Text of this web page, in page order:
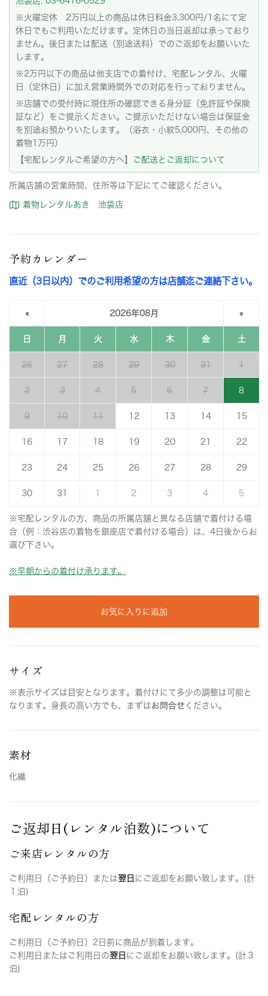
※火曜定休 2万円以上の商品は休日料金3,300円/1名にて定
休日でもご利用いただけます。定休日の当日返却は承っており
ません。後日または配送（別途送料）でのご返却をお願いいた
します。
※2万円以下の商品は他支店での着付け、宅配レンタル、火曜
日（定休日）に加え営業時間外での対応を行っておりません。
※店舗での受付時に現住所の確認できる身分証（免許証や保険
証など）をご提示ください。ご提示いただけない場合は保証金
を別途お預かりいたします。（浴衣・小紋5,000円、その他の
着物1万円）
【宅配レンタルご希望の方へ】
ご配送とご返却について
所属店舗の営業時間、住所等は下記にてご確認ください。
着物レンタルあき 池袋店
予約カレンダー
直近（3日以内）でのご利用希望の方は店舗迄ご連絡下さい。
« 2026年08月 »
日 月 火 水 木 金 土
26 27 28 29 30 31 1
2 3 4 5 6 7 8
9 10 11 12 13 14 15
16 17 18 19 20 21 22
23 24 25 26 27 28 29
30 31 1 2 3 4 5
※宅配レンタルの方、商品の所属店舗と異なる店舗で着付ける場
合（例：渋谷店の着物を銀座店で着付ける場合）は、4日後からお
選び下さい。
※早朝からの着付け承ります。
お気に入りに追加
サイズ
※表示サイズは目安となります。着付けにて多少の調整は可能と
なります。身長の高い方でも、まずはお問合せ ください。
素材
化繊
ご返却日(レンタル泊数)について
ご来店レンタルの方
ご利用日（ご予約日）または翌日 にご返却をお願い致します。(計
１泊)
宅配レンタルの方
ご利用日（ご予約日）2日前に商品が到着します。
ご利用日またはご利用日の翌日 にご返却をお願い致します。(計３
泊)